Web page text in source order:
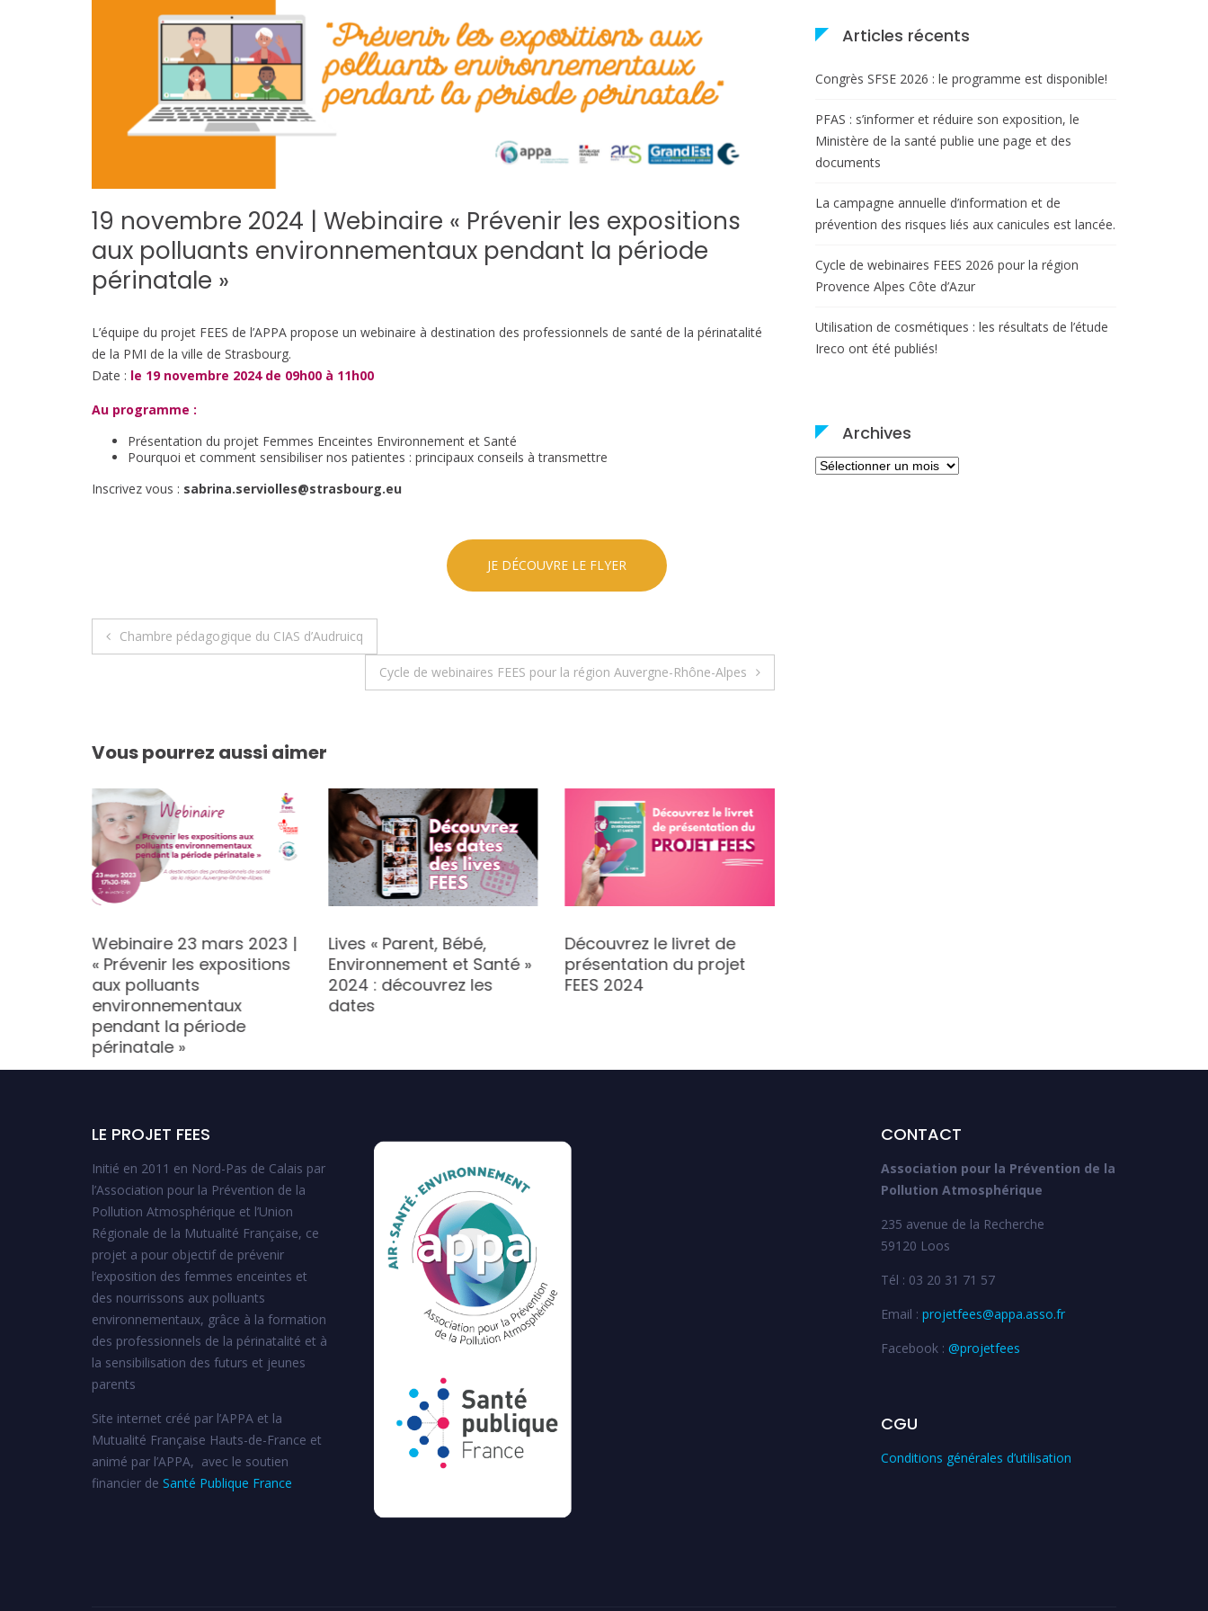
19 novembre 2024 | Webinaire « Prévenir les expositions
aux polluants environnementaux pendant la période
périnatale »
L’équipe du projet FEES de l’APPA propose un webinaire à destination des professionnels de santé de la périnatalité
de la PMI de la ville de Strasbourg.
Date : le 19 novembre 2024 de 09h00 à 11h00
Au programme :
Présentation du projet Femmes Enceintes Environnement et Santé
Pourquoi et comment sensibiliser nos patientes : principaux conseils à transmettre
Inscrivez vous : sabrina.serviolles@strasbourg.eu
JE DÉCOUVRE LE FLYER
Navigation
Chambre pédagogique du CIAS d’Audruicq
Cycle de webinaires FEES pour la région Auvergne-Rhône-Alpes
Vous pourrez aussi aimer
Webinaire 23 mars 2023 |
« Prévenir les expositions
aux polluants
environnementaux
pendant la période
périnatale »
Lives « Parent, Bébé,
Environnement et Santé »
2024 : découvrez les
dates
Découvrez le livret de
présentation du projet
FEES 2024
Articles récents
Congrès SFSE 2026 : le programme est disponible!
PFAS : s’informer et réduire son exposition, le
Ministère de la santé publie une page et des
documents
La campagne annuelle d’information et de
prévention des risques liés aux canicules est lancée.
Cycle de webinaires FEES 2026 pour la région
Provence Alpes Côte d’Azur
Utilisation de cosmétiques : les résultats de l’étude
Ireco ont été publiés!
Archives
Archives
LE PROJET FEES
Initié en 2011 en Nord-Pas de Calais par
l’Association pour la Prévention de la
Pollution Atmosphérique et l’Union
Régionale de la Mutualité Française, ce
projet a pour objectif de prévenir
l’exposition des femmes enceintes et
des nourrissons aux polluants
environnementaux, grâce à la formation
des professionnels de la périnatalité et à
la sensibilisation des futurs et jeunes
parents
Site internet créé par l’APPA et la
Mutualité Française Hauts-de-France et
animé par l’APPA, avec le soutien
financier de Santé Publique France
CONTACT
Association pour la Prévention de la
Pollution Atmosphérique
235 avenue de la Recherche
59120 Loos
Tél : 03 20 31 71 57
Email : projetfees@appa.asso.fr
Facebook : @projetfees
CGU
Conditions générales d’utilisation